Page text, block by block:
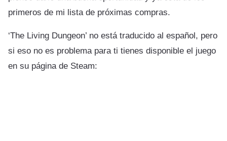
primeros de mi lista de próximas compras.
‘The Living Dungeon’ no está traducido al español, pero
si eso no es problema para ti tienes disponible el juego
en su página de Steam: